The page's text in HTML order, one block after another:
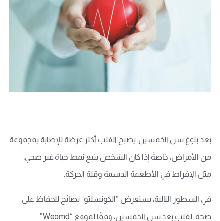
بعد بلوغ سن الخمسين، يصبح القلب أكثر عرضة للإصابة بمجموعة
من الأمراض، خاصةً إذا كان الشخص يتبع نمط حياة غير صحي،
مثل الإفراط في الأطعمة الدسمة وقلة الحركة.
في السطور التالية، يستعرض “الكونسلتو” نصائح للحفاظ على
صحة القلب بعد سن الخمسين، وفقًا لموقع “Webmd”.